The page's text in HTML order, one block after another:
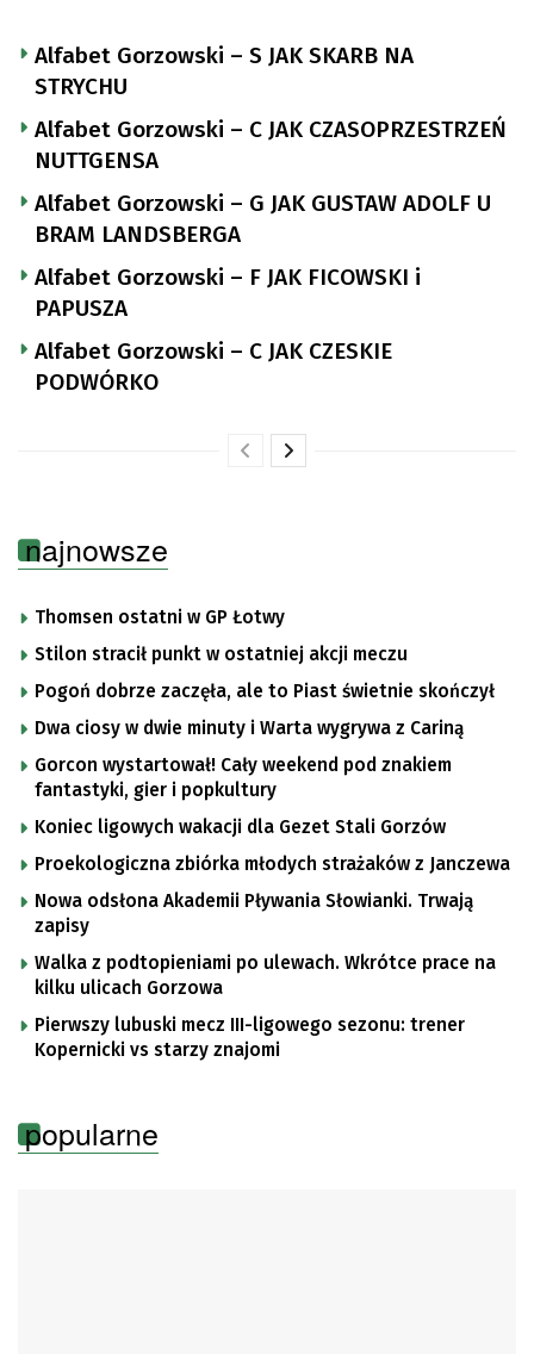
Alfabet Gorzowski – S JAK SKARB NA
STRYCHU
Alfabet Gorzowski – C JAK CZASOPRZESTRZEŃ
NUTTGENSA
Alfabet Gorzowski – G JAK GUSTAW ADOLF U
BRAM LANDSBERGA
Alfabet Gorzowski – F JAK FICOWSKI i
PAPUSZA
Alfabet Gorzowski – C JAK CZESKIE
PODWÓRKO
najnowsze
Thomsen ostatni w GP Łotwy
Stilon stracił punkt w ostatniej akcji meczu
Pogoń dobrze zaczęła, ale to Piast świetnie skończył
Dwa ciosy w dwie minuty i Warta wygrywa z Cariną
Gorcon wystartował! Cały weekend pod znakiem
fantastyki, gier i popkultury
Koniec ligowych wakacji dla Gezet Stali Gorzów
Proekologiczna zbiórka młodych strażaków z Janczewa
Nowa odsłona Akademii Pływania Słowianki. Trwają
zapisy
Walka z podtopieniami po ulewach. Wkrótce prace na
kilku ulicach Gorzowa
Pierwszy lubuski mecz III-ligowego sezonu: trener
Kopernicki vs starzy znajomi
popularne